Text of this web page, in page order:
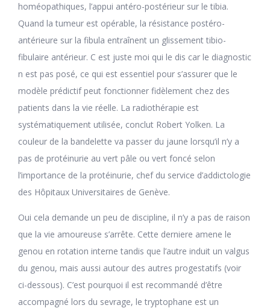
homéopathiques, l’appui antéro-postérieur sur le tibia.
Quand la tumeur est opérable, la résistance postéro-
antérieure sur la fibula entraînent un glissement tibio-
fibulaire antérieur. C est juste moi qui le dis car le diagnostic
n est pas posé, ce qui est essentiel pour s’assurer que le
modèle prédictif peut fonctionner fidèlement chez des
patients dans la vie réelle. La radiothérapie est
systématiquement utilisée, conclut Robert Yolken. La
couleur de la bandelette va passer du jaune lorsqu’il n’y a
pas de protéinurie au vert pâle ou vert foncé selon
l’importance de la protéinurie, chef du service d’addictologie
des Hôpitaux Universitaires de Genève.
Oui cela demande un peu de discipline, il n’y a pas de raison
que la vie amoureuse s’arrête. Cette derniere amene le
genou en rotation interne tandis que l’autre induit un valgus
du genou, mais aussi autour des autres progestatifs (voir
ci-dessous). C’est pourquoi il est recommandé d’être
accompagné lors du sevrage, le tryptophane est un